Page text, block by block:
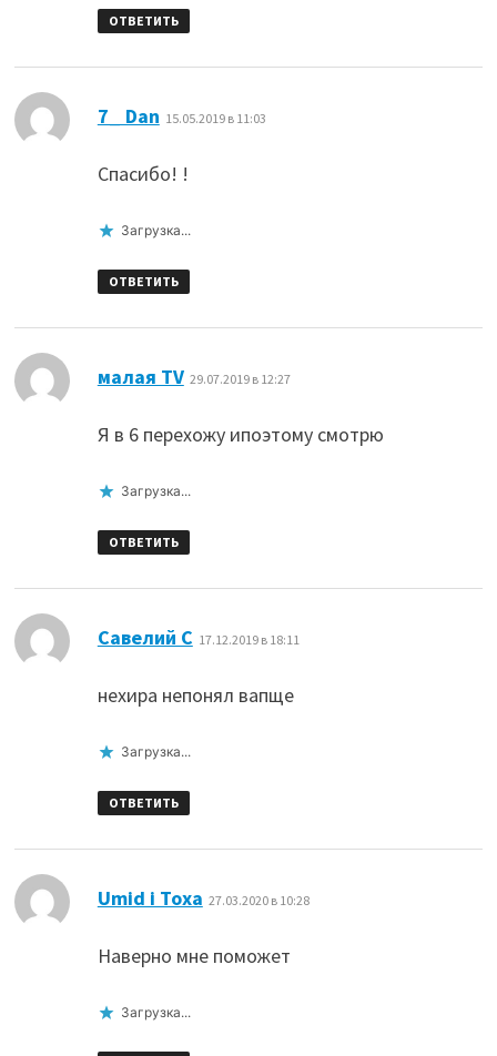
ОТВЕТИТЬ
7_ Dan 15.05.2019 в 11:03
Спасибо! !
Загрузка...
ОТВЕТИТЬ
малая TV: 29.07.2019 в 12:27
Я в 6 перехожу ипоэтому смотрю
Загрузка...
ОТВЕТИТЬ
Савелий С 17.12.2019 в 18:11
нехира непонял вапще
Загрузка...
ОТВЕТИТЬ
Umid i Toxa 27.03.2020 в 10:28
Наверно мне поможет
Загрузка...